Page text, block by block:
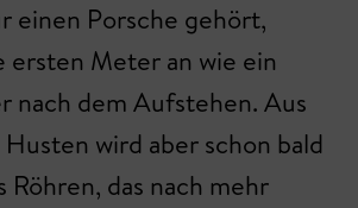
einen Porsche gehört,
ersten Meter an wie ein
nach dem Aufstehen. Aus
wird aber schon bald
Röhren, das nach mehr